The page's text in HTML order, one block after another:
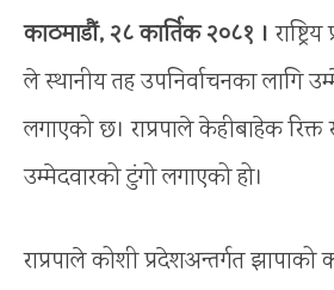
काठमाडौं, २८ कार्तिक २०८१ ।
ले स्थानीय तह उपनिर्वाचनका लागि
लगाएको छ। राप्रपाले केहीबाहेक
उम्मेदवारको टुंगो लगाएको हो।
राप्रपाले कोशी प्रदेशअन्तर्गत झापाको